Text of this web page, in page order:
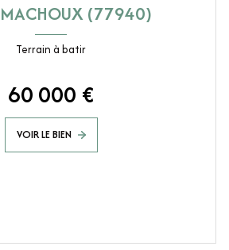
(77940)
Terrain à batir
60 000 €
VOIR LE BIEN